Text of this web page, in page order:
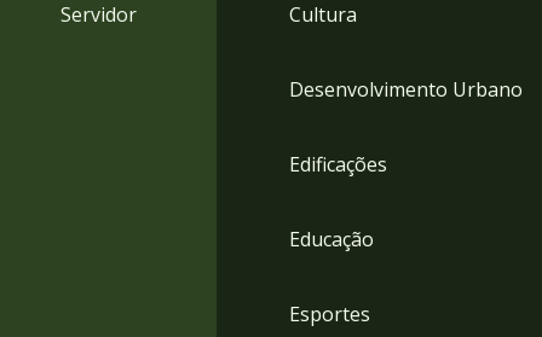
Servidor Cultura
Desenvolvimento Urbano
Edificações
Educação
Esportes